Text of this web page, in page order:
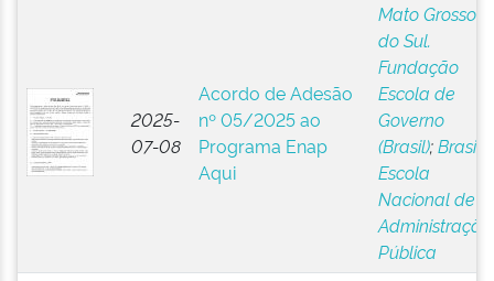
2025-
07-08
Acordo de Adesão
nº 05/2025 ao
Programa Enap
Aqui
Mato Grosso
do Sul.
Fundação
Escola de
Governo
(Brasil);Brasil.
Escola
Nacional de
Administração
Pública